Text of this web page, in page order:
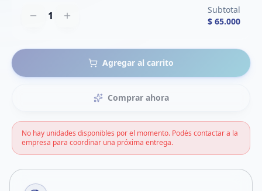
1
Subtotal
$ 65.000
Agregar al carrito
Comprar ahora
No hay unidades disponibles por el momento. Podés contactar a la
empresa para coordinar una próxima entrega.